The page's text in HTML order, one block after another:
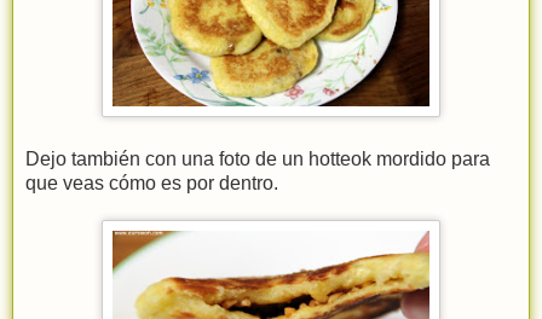
Dejo también con una foto de un hotteok mordido para
que veas cómo es por dentro.